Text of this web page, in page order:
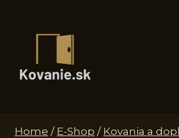
Home / E-Shop / Kovania a